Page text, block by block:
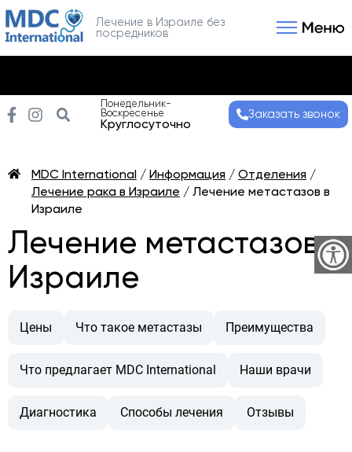
Лечение в Израиле без
посредников
Понедельник-
Воскресенье
Круглосуточно
Заказать звонок
MDC International / Информация / Отделения /
Лечение рака в Израиле / Лечение метастазов в
Израиле
Лечение метастазов в
Израиле
Цены Что такое метастазы Преимущества
Что предлагает MDC International Наши врачи
Диагностика Способы лечения Отзывы